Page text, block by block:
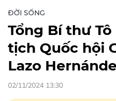
ĐỜI SỐNG
Tổng Bí thư
tịch Quốc hội
Lazo
02/11/2024 13:30